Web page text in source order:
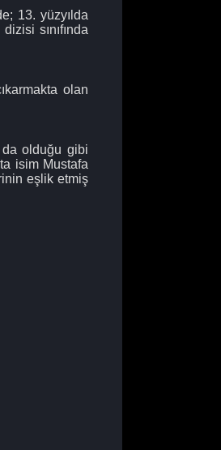
13. yüzyılda
sınıfında
olan
olduğu gibi
isim Mustafa
eşlik etmiş